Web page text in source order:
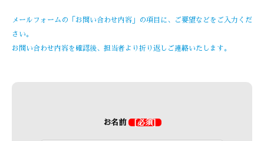
メールフォームの「お問い合わせ内容」の項目に、ご要望などをご入力くだ
さい。
お問い合わせ内容を確認後、担当者より折り返しご連絡いたします。
お名前 [必須]